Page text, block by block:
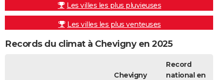
Les villes les plus pluvieuses
Les villes les plus venteuses
Records du climat à Chevigny en 2025
Chevigny
Record
national en